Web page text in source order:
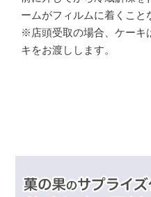
ームがフィルムに着くこと
※店頭受取の場合、ケーキ
キをお渡しします。